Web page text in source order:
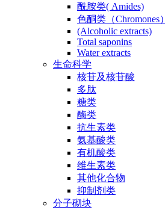
酰胺类( Amides)
色酮类（Chromones）
(Alcoholic extracts)
Total saponins
Water extracts
生命科学
核苷及核苷酸
多肽
糖类
酶类
抗生素类
氨基酸类
有机酸类
维生素类
其他化合物
抑制剂类
分子砌块